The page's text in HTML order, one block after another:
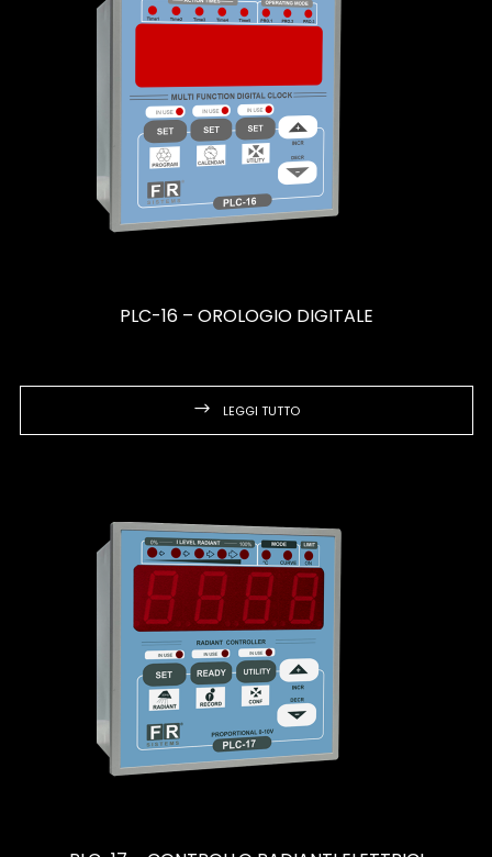
PLC-16 – OROLOGIO DIGITALE
LEGGI TUTTO